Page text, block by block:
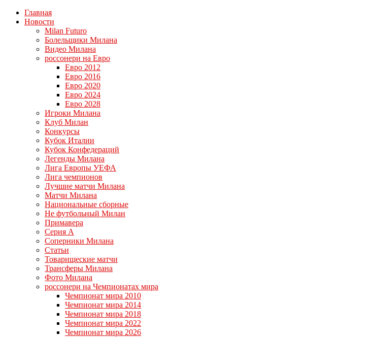
Главная
Новости
Milan Futuro
Болельщики Милана
Видео Милана
россонери на Евро
Евро 2012
Евро 2016
Евро 2020
Евро 2024
Евро 2028
Игроки Милана
Клуб Милан
Конкурсы
Кубок Италии
Кубок Конфедераций
Легенды Милана
Лига Европы УЕФА
Лига чемпионов
Лучшие матчи Милана
Матчи Милана
Национальные сборные
Не футбольный Милан
Примавера
Серия А
Соперники Милана
Статьи
Товарищеские матчи
Трансферы Милана
Фото Милана
россонери на Чемпионатах мира
Чемпионат мира 2010
Чемпионат мира 2014
Чемпионат мира 2018
Чемпионат мира 2022
Чемпионат мира 2026